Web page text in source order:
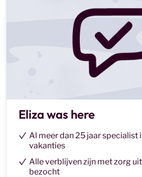
Eliza was here
Al meer dan 25 jaar specialist
vakanties
Alle verblijven zijn met zorg
bezocht